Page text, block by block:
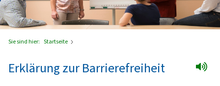
Sie sind hier: Startseite
Erklärung zur Barrierefreiheit